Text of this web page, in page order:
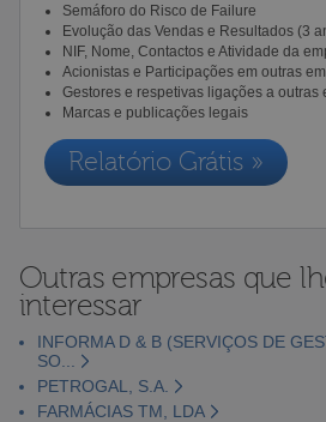
Semáforo do Risco de Failure
Evolução das Vendas e Resultados (3
NIF, Nome, Contactos e Atividade da
Acionistas e Participações em outras
Gestores e respetivas ligações a outras
Marcas e publicações legais
Relatório Grátis »
Outras empresas que
interessar
INFORMA D & B (SERVIÇOS DE
SO...
PETROGAL, S.A.
FARMÁCIAS TM, LDA